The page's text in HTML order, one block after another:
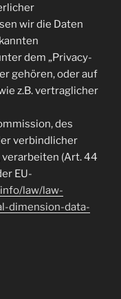
wir die Daten
dem „Privacy-
gehören, oder auf
z.B. vertraglicher
des
verbindlicher
(Art. 44
EU-
law/law-
dimension-data-